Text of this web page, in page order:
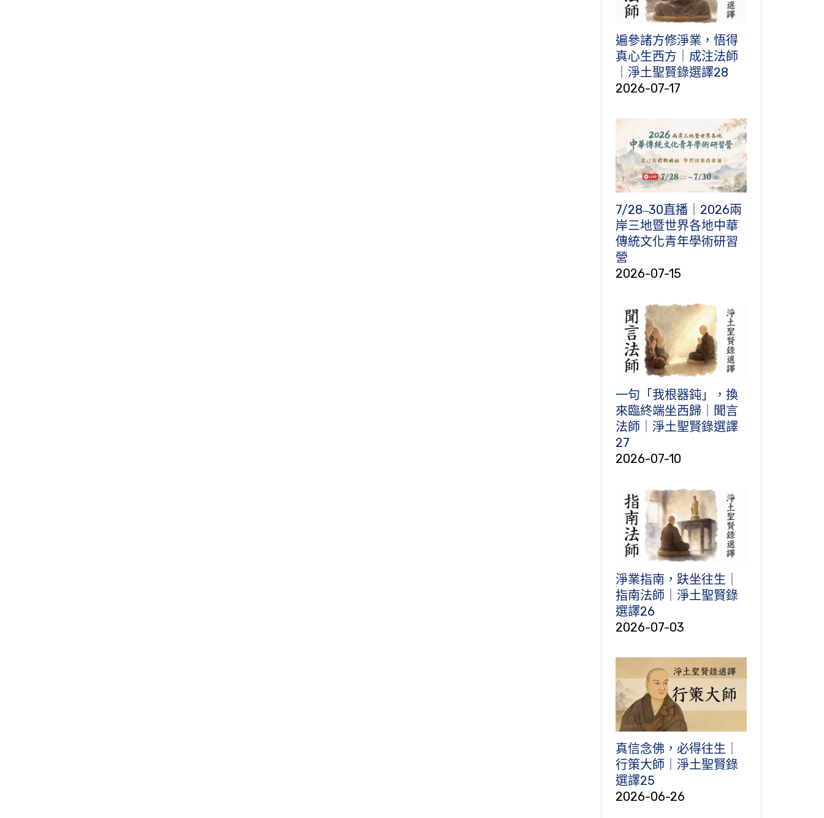
遍參諸方修淨業，悟得
真心生西方｜成注法師
｜淨土聖賢錄選譯28
2026-07-17
7/28‒30直播｜2026兩
岸三地暨世界各地中華
傳統文化青年學術研習
營
2026-07-15
一句「我根器鈍」，換
來臨終端坐西歸｜聞言
法師｜淨土聖賢錄選譯
27
2026-07-10
淨業指南，趺坐往生｜
指南法師｜淨土聖賢錄
選譯26
2026-07-03
真信念佛，必得往生｜
行策大師｜淨土聖賢錄
選譯25
2026-06-26